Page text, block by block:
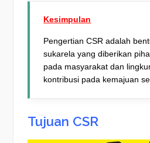
Kesimpulan
Pengertian CSR adalah
sukarela yang diberikan
pada masyarakat dan
kontribusi pada kemajuan
Tujuan CSR